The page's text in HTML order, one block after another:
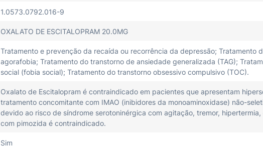
1.0573.0792.016-9
OXALATO DE ESCITALOPRAM 20.0MG
Tratamento e prevenção da recaída ou recorrência da depressão; Tratamento
agorafobia; Tratamento do transtorno de ansiedade generalizada (TAG);
social (fobia social); Tratamento do transtorno obsessivo compulsivo (TOC).
Oxalato de Escitalopram é contraindicado em pacientes que apresentam
tratamento concomitante com IMAO (inibidores da monoaminoxidase) não-
devido ao risco de síndrome serotoninérgica com agitação, tremor,
com pimozida é contraindicado.
Sim